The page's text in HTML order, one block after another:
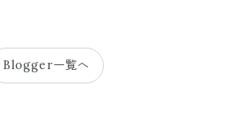
Blogger一覧へ